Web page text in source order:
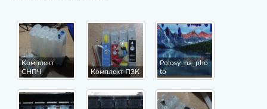
Комплект
СНПЧ
Комплект ПЗК
Polosy_na_pho
to